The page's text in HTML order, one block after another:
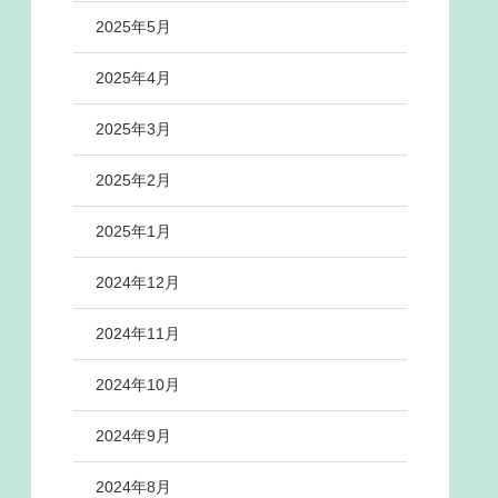
2025年5月
2025年4月
2025年3月
2025年2月
2025年1月
2024年12月
2024年11月
2024年10月
2024年9月
2024年8月